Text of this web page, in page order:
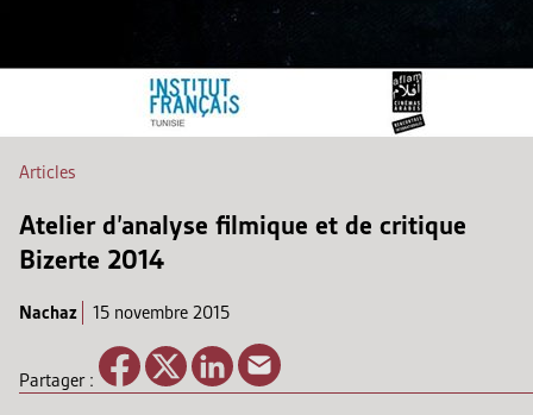
Articles
Atelier d’analyse filmique et de critique
Bizerte 2014
Nachaz 15 novembre 2015
Partager :